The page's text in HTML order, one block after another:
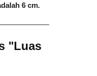
6 cm.
"Luas